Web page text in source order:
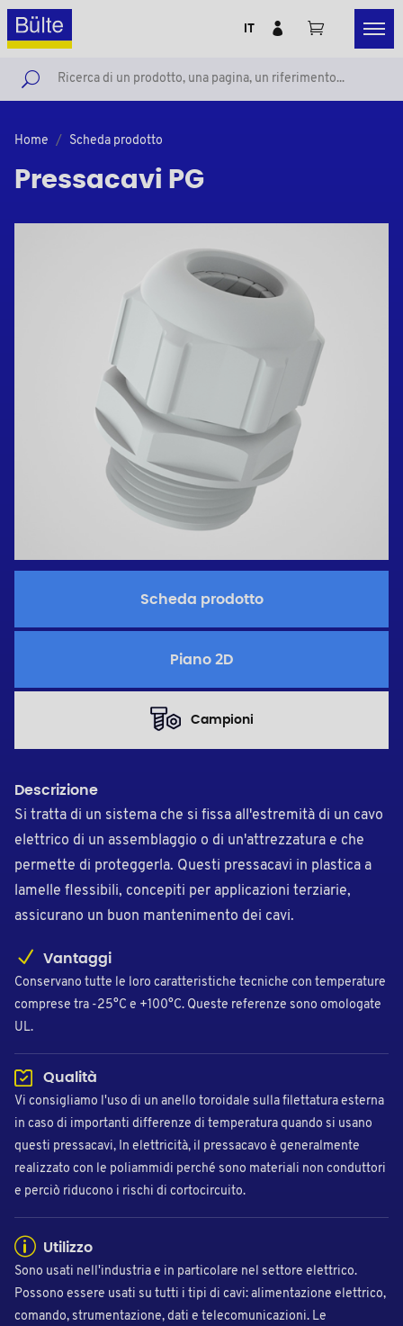
IT
Home Scheda prodotto
Pressacavi PG
Scheda prodotto
Piano 2D
Campioni
Descrizione
Si tratta di un sistema che si fissa all'estremità di un cavo
elettrico di un assemblaggio o di un'attrezzatura e che
permette di proteggerla. Questi pressacavi in plastica a
lamelle flessibili, concepiti per applicazioni terziarie,
assicurano un buon mantenimento dei cavi.
Vantaggi
Conservano tutte le loro caratteristiche tecniche con temperature
comprese tra -25°C e +100°C. Queste referenze sono omologate
UL.
Qualità
Vi consigliamo l'uso di un anello toroidale sulla filettatura esterna
in caso di importanti differenze di temperatura quando si usano
questi pressacavi, In elettricità, il pressacavo è generalmente
realizzato con le poliammidi perché sono materiali non conduttori
e perciò riducono i rischi di cortocircuito.
Utilizzo
Sono usati nell'industria e in particolare nel settore elettrico.
Possono essere usati su tutti i tipi di cavi: alimentazione elettrico,
comando, strumentazione, dati e telecomunicazioni. Le